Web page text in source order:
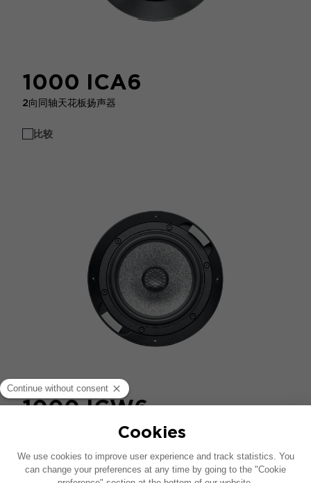
1000 ICA6
2向同轴天花板扬声器
比较
1000 ICW6
比较